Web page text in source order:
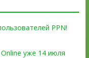
PPN!
уже 14 июля